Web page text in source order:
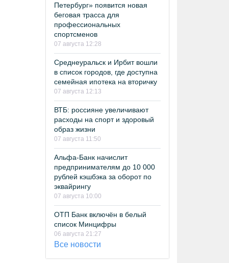
Петербург» появится новая
беговая трасса для
профессиональных
спортсменов
07 августа 12:28
Среднеуральск и Ирбит вошли
в список городов, где доступна
семейная ипотека на вторичку
07 августа 12:13
ВТБ: россияне увеличивают
расходы на спорт и здоровый
образ жизни
07 августа 11:50
Альфа-Банк начислит
предпринимателям до 10 000
рублей кэшбэка за оборот по
эквайрингу
07 августа 10:00
ОТП Банк включён в белый
список Минцифры
06 августа 21:27
Все новости